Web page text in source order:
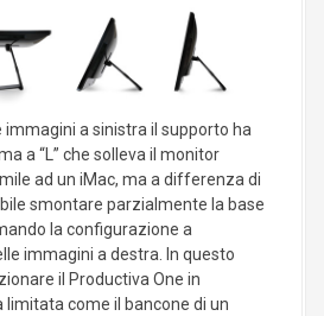
immagini a sinistra il supporto ha
a “L” che solleva il monitor
ad un iMac, ma a differenza di
smontare parzialmente la base
la configurazione a
immagini a destra. In questo
il Productiva One in
come il bancone di un